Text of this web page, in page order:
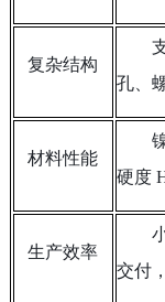
复杂结构
孔、
材料性能
硬度
生产效率
交付